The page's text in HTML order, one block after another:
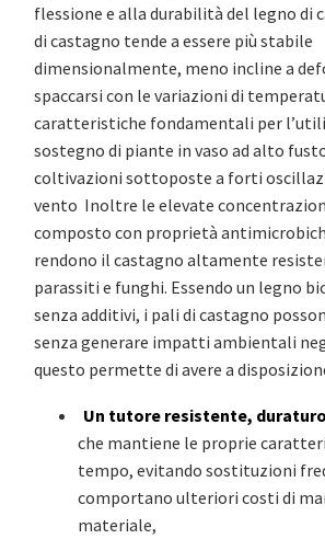
flessione e alla durabilità del legno di
di castagno tende a essere più stabile
dimensionalmente, meno incline a
spaccarsi con le variazioni di
caratteristiche fondamentali per
sostegno di piante in vaso ad alto
coltivazioni sottoposte a forti
vento Inoltre le elevate
composto con proprietà
rendono il castagno altamente
parassiti e funghi. Essendo un legno
senza additivi, i pali di castagno
senza generare impatti ambientali
questo permette di avere a
Un tutore resistente,
che mantiene le proprie
tempo, evitando sostituzioni
comportano ulteriori costi di
materiale,